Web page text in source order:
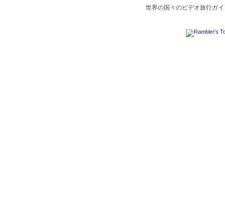
世界の国々のビデオ旅行ガ